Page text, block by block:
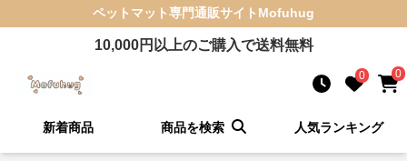
ペットマット専門通販サイト Mofuhug
10,000円以上のご購入で送料無料
0 0
新着商品 商品を検索 人気ランキング